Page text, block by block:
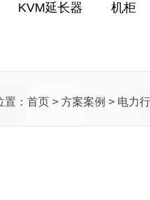
KVM延长器 机柜
： 首页 > 方案案例 > 电力